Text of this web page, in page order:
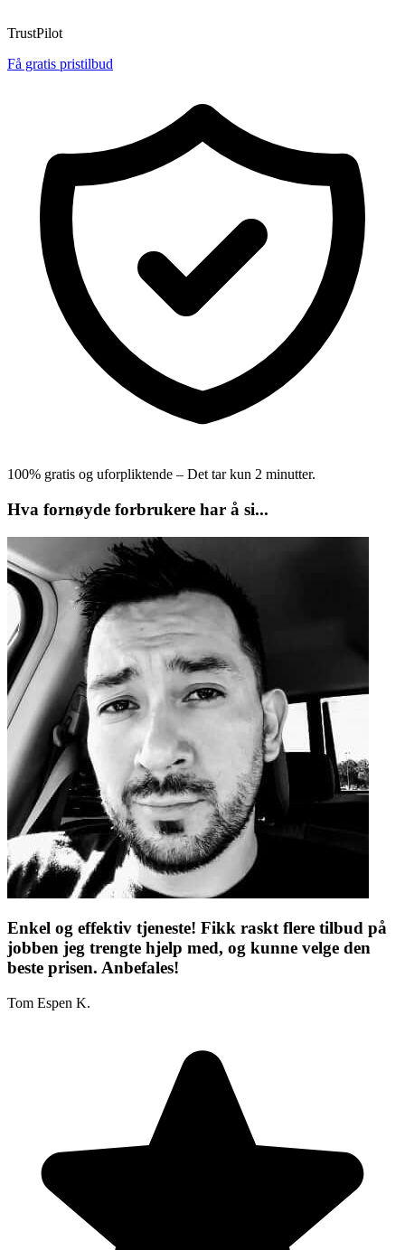
TrustPilot
Få gratis pristilbud
100% gratis og uforpliktende – Det tar kun 2 minutter.
Hva fornøyde forbrukere har å si...
Enkel og effektiv tjeneste! Fikk raskt flere tilbud på
jobben jeg trengte hjelp med, og kunne velge den
beste prisen. Anbefales!
Tom Espen K.